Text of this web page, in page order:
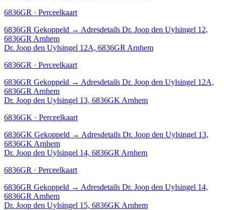
6836GR · Perceelkaart
6836GR Gekoppeld → Adresdetails Dr. Joop den Uylsingel 12,
6836GR Arnhem
Dr. Joop den Uylsingel 12A, 6836GR Arnhem
6836GR · Perceelkaart
6836GR Gekoppeld → Adresdetails Dr. Joop den Uylsingel 12A,
6836GR Arnhem
Dr. Joop den Uylsingel 13, 6836GK Arnhem
6836GK · Perceelkaart
6836GK Gekoppeld → Adresdetails Dr. Joop den Uylsingel 13,
6836GK Arnhem
Dr. Joop den Uylsingel 14, 6836GR Arnhem
6836GR · Perceelkaart
6836GR Gekoppeld → Adresdetails Dr. Joop den Uylsingel 14,
6836GR Arnhem
Dr. Joop den Uylsingel 15, 6836GK Arnhem